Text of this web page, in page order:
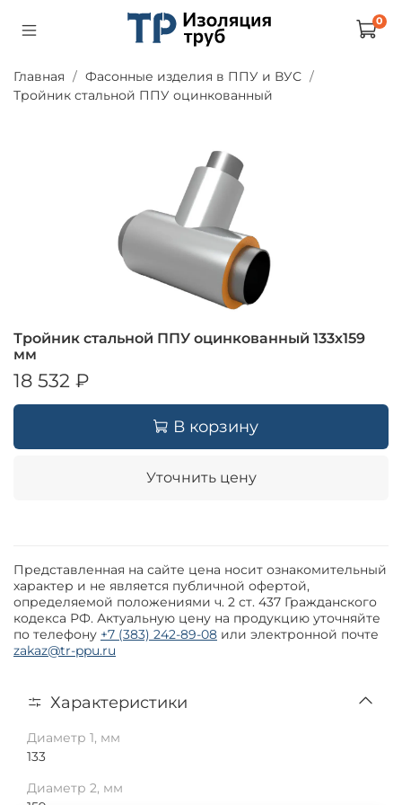
0
Главная
Фасонные изделия в ППУ и ВУС
Тройник стальной ППУ оцинкованный
Тройник стальной ППУ оцинкованный 133х159
мм
18 532 ₽
В корзину
Уточнить цену
Представленная на сайте цена носит ознакомительный
характер и не является публичной офертой,
определяемой положениями ч. 2 ст. 437 Гражданского
кодекса РФ. Актуальную цену на продукцию уточняйте
по телефону +7 (383) 242-89-08 или электронной почте
zakaz@tr-ppu.ru
Характеристики
Диаметр 1, мм
133
Диаметр 2, мм